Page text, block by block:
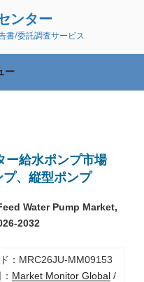
ンター
書/委託調査サービス
ー
ー給水ポンプ市場
、縦型ポンプ
Water Pump Market,
2032
：MRC26JU-MM09153
Market Monitor Global/